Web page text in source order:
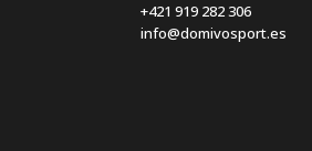
+421 919 282 306
info@domivosport.es